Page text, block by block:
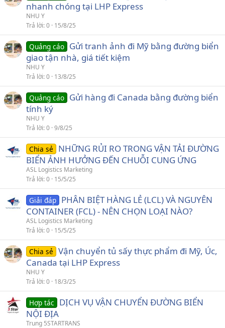
nhanh chóng tại LHP Express
NHU Y
Trả lời 0 15/8/25
Quảng cáo Gửi tranh ảnh đi Mỹ bằng đường biển
giao tận nhà, giá tiết kiệm
NHU Y
Trả lời 0 13/8/25
Quảng cáo Gửi hàng đi Canada bằng đường biển
tính ký
NHU Y
Trả lời 0 9/8/25
Chia sẻ
NHỮNG RỦI RO TRONG VẬN TẢI ĐƯỜNG
BIỂN ẢNH HƯỞNG ĐẾN CHUỖI CUNG ỨNG
ASL Logistics Marketing
Trả lời 0 15/5/25
Giải đáp PHÂN BIỆT HÀNG LẺ (LCL) VÀ NGUYÊN
CONTAINER (FCL) - NÊN CHỌN LOẠI NÀO?
ASL Logistics Marketing
Trả lời 0 15/5/25
Chia sẻ Vận chuyển tủ sấy thực phẩm đi Mỹ, Úc,
Canada tại LHP Express
NHU Y
Trả lời 0 18/3/25
Hợp tác
DỊCH VỤ VẬN CHUYỂN ĐƯỜNG BIỂN
NỘI ĐỊA
Trung 5STARTRANS